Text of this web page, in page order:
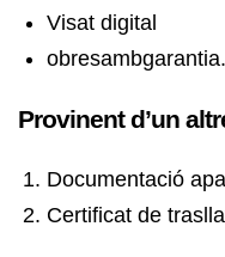
Visat digital
Provinent d’un
Documentació
Certificat de